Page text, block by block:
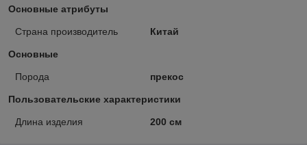
Основные атрибуты
Страна производитель Китай
Основные
Порода прекос
Пользовательские характеристики
Длина изделия 200 см